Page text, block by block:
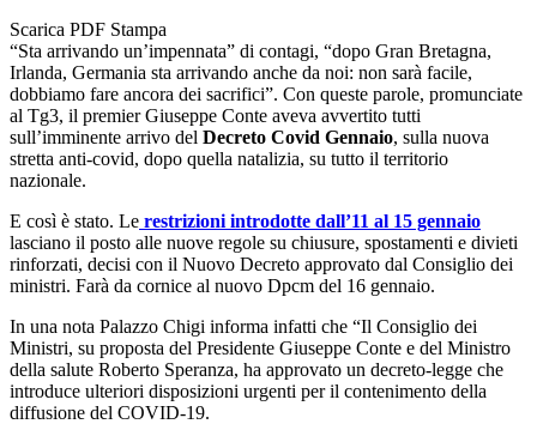
Scarica PDF Stampa
“Sta arrivando un’impennata” di contagi, “dopo Gran Bretagna,
Irlanda, Germania sta arrivando anche da noi: non sarà facile,
dobbiamo fare ancora dei sacrifici”. Con queste parole, promunciate
al Tg3, il premier Giuseppe Conte aveva avvertito tutti
sull’imminente arrivo del Decreto Covid Gennaio, sulla nuova
stretta anti-covid, dopo quella natalizia, su tutto il territorio
nazionale.
E così è stato. Le restrizioni introdotte dall’11 al 15 gennaio
lasciano il posto alle nuove regole su chiusure, spostamenti e divieti
rinforzati, decisi con il Nuovo Decreto approvato dal Consiglio dei
ministri. Farà da cornice al nuovo Dpcm del 16 gennaio.
In una nota Palazzo Chigi informa infatti che “Il Consiglio dei
Ministri, su proposta del Presidente Giuseppe Conte e del Ministro
della salute Roberto Speranza, ha approvato un decreto-legge che
introduce ulteriori disposizioni urgenti per il contenimento della
diffusione del COVID-19.